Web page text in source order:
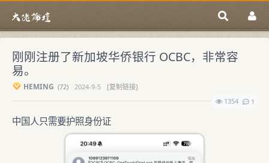
刚刚注册了新加坡华侨银行 OCBC，非常容
易。
HEMING (72) 2024-9-5
[复制链接]
1354
1
中国人只需要护照身份证